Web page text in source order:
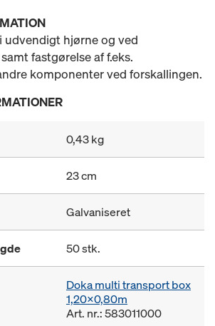
udvendigt hjørne og ved
fastgørelse af f.eks.
komponenter ved forskallingen.
0,43 kg
23 cm
Galvaniseret
50 stk.
Doka multi transport box
1,20x0,80m
Art. nr.: 583011000